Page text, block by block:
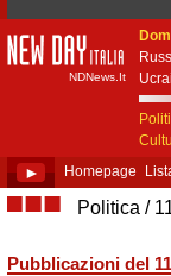
New Day Italia
NDNews.It
► Homepage
■■■ Politica
Pubblicazioni del